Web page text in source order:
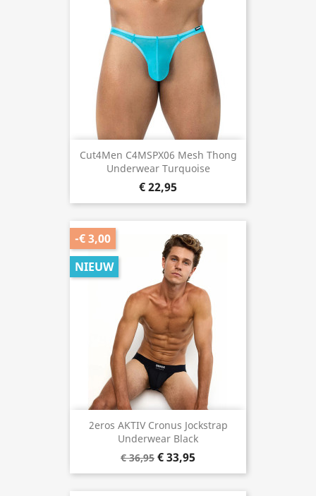
Cut4Men C4MSPX06 Mesh Thong
Underwear Turquoise
€ 22,95
2eros AKTIV Cronus Jockstrap
Underwear Black
€ 36,95 € 33,95
-€ 3,00
NIEUW